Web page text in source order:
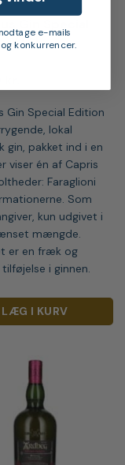
50 cl
Gin Special Edition
lokal
gin, pakket ind i en
viser én af Capris
Faraglioni
Som
kun udgivet i
mængde.
er en fræk og
i ginnen.
LÆG I KURV
e-mails
konkurrencer.